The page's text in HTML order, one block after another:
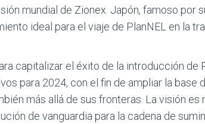
mundial de Zionex. Japón, famoso por
ideal para el viaje de PlanNEL en la
capitalizar el éxito de la introducción de
para 2024, con el fin de ampliar la base
más allá de sus fronteras. La visión es
de vanguardia para la cadena de